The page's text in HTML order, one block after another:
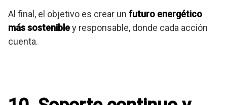
Al final, el objetivo es crear un futuro energético
más sostenibley responsable, donde cada acción
cuenta.